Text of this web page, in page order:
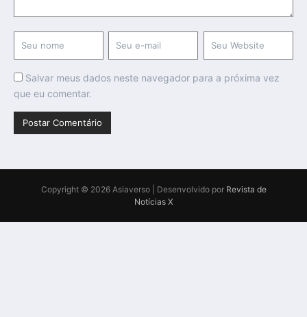
Salvar meus dados neste navegador para a próxima vez
que eu comentar.
Copyright © 2026 Asiaverso | Desenvolvido por Revista de
Notícias X